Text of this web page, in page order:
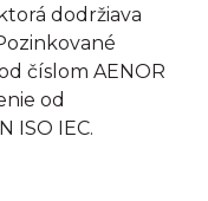
dodržiava
číslom AENOR
od
ISO IEC.